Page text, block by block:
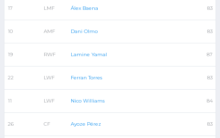
17 LMF Álex Baena 83
10 AMF Dani Olmo 83
19 RWF Lamine Yamal 87
22 LWF Ferran Torres 83
11 LWF Nico Williams 84
26 CF Ayoze Pérez 83